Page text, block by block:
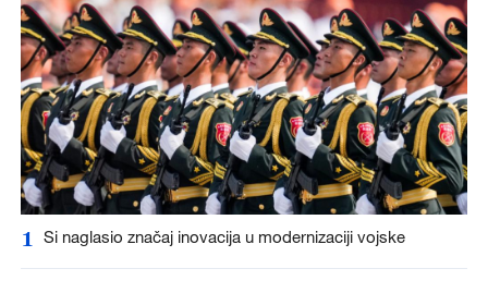
1 Si naglasio značaj inovacija u modernizaciji vojske